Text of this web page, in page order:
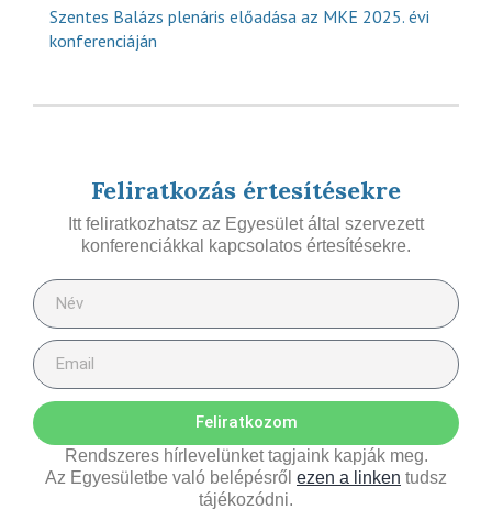
Szentes Balázs plenáris előadása az MKE 2025. évi
konferenciáján
Feliratkozás értesítésekre
Itt feliratkozhatsz az Egyesület által szervezett
konferenciákkal kapcsolatos értesítésekre.
Feliratkozom
Rendszeres hírlevelünket tagjaink kapják meg.
Az Egyesületbe való belépésről ezen a linken tudsz
tájékozódni.